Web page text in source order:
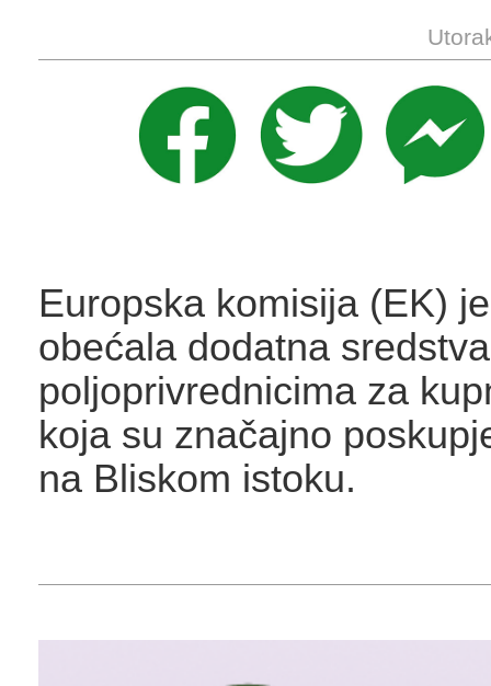
Europska komisija (EK)
obećala dodatna sredstva
poljoprivrednicima za
koja su značajno
na Bliskom istoku.